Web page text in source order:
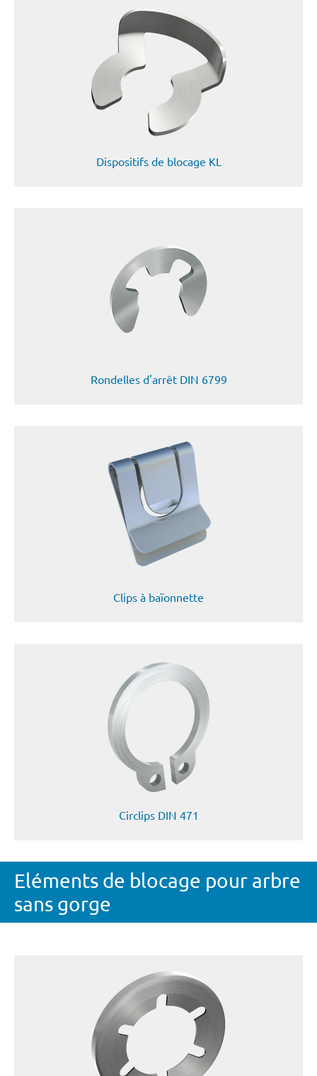
Dispositifs de blocage KL
Rondelles d'arrêt DIN 6799
Clips à baïonnette
Circlips DIN 471
Eléments de blocage pour arbre
sans gorge